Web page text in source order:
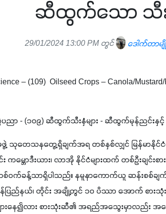
ဆီထွက်သော သီးနှံ
29/01/2024 13:00 PM တွင် ဒေါက်တာမ
– (109)  Oilseed Crops – Canola/
ပညာ - (၁၀၉) ဆီထွက်သီးနှံများ - ဆီထွက်မုန်ညင်းနှင့်
ဖွဲ့ သုတေသနတွေ့ရှိချက်အရ တစ်နှစ်လျှင် မြန်မာနို
ကမ္ဘောဒီးယား၊ လာအို နိုင်ငံများထက် တစ်ဦးချင်း
၏ တစ်ဝက်ခန့်သာရှိပါသည်။ နမူနာကောက်ယူ ဆန်းစ
န်ပြည်နယ်၊ တိုင်း အချို့တွင် ၁၀ ပိဿာ အောက် စား
ျားနေ၍လား စားသုံးဆီ၏ အရည်အသွေးမှာလည်း